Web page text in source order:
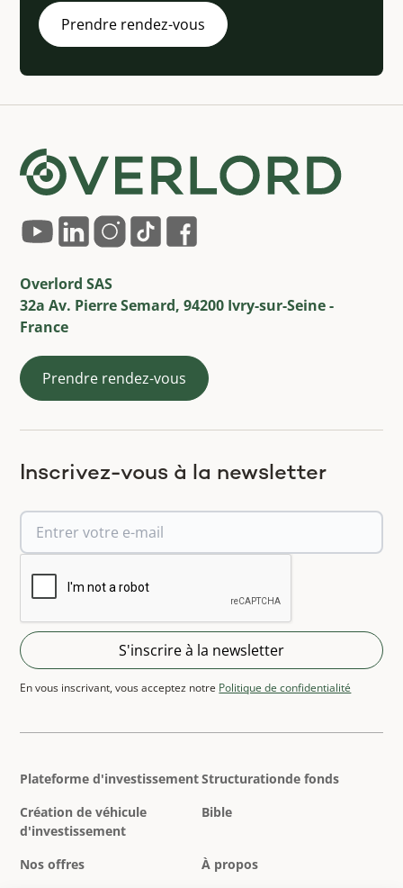
Prendre rendez-vous
Overlord SAS
32a Av. Pierre Semard, 94200 Ivry-sur-Seine -
France
Prendre rendez-vous
Inscrivez-vous à la newsletter
En vous inscrivant, vous acceptez notre Politique de confidentialité
Plateforme d'investissementStructurationde fonds
Création de véhicule
d'investissement
Bible
Nos offres À propos